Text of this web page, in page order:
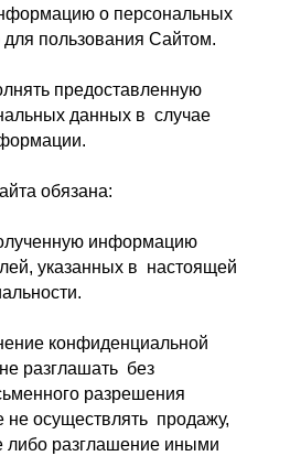
о персональных
пользования Сайтом.
предоставленную
данных в случае
обязана:
информацию
указанных в настоящей
конфиденциальной
разглашать без
разрешения
не осуществлять продажу,
либо разглашение иными